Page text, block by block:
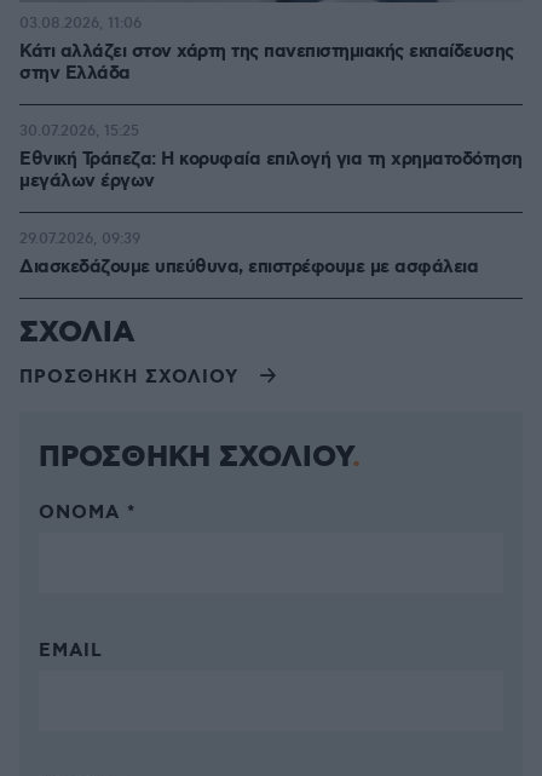
Κάτι αλλάζει στον χάρτη της πανεπιστημιακής εκπαίδευσης
στην Ελλάδα
03.08.2026, 11:06
Εθνική Τράπεζα: Η κορυφαία επιλογή για τη χρηματοδότηση
μεγάλων έργων
30.07.2026, 15:25
Διασκεδάζουμε υπεύθυνα, επιστρέφουμε με ασφάλεια
29.07.2026, 09:39
ΣΧΟΛΙΑ
ΠΡΟΣΘΗΚΗ ΣΧΟΛΙΟΥ
ΠΡΟΣΘΗΚΗ ΣΧΟΛΙΟΥ
ΌΝΟΜΑ *
EMAIL